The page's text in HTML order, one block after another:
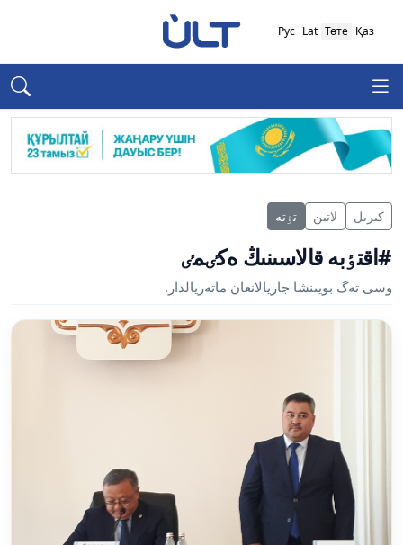
Қаз
Төте
Lat
Рус
كىرىل لاتىن تٶتە
#اقتٶبە قالاسىنىڭ ەكٸمٸ
وسى تەگ بويىنشا جاريالانعان ماتەريالدار.